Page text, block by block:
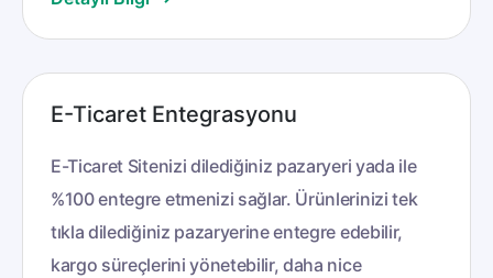
E-Ticaret Entegrasyonu
E-Ticaret Sitenizi dilediğiniz pazaryeri yada ile
%100 entegre etmenizi sağlar. Ürünlerinizi tek
tıkla dilediğiniz pazaryerine entegre edebilir,
kargo süreçlerini yönetebilir, daha nice